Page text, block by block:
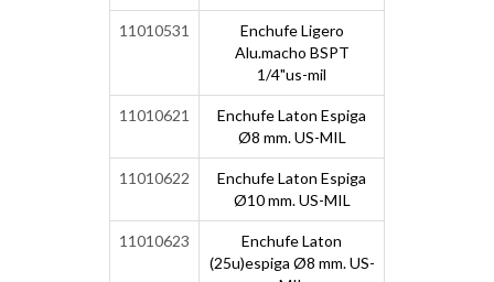
11010531
Enchufe Ligero
Alu.macho BSPT
1/4"us-mil
11010621
Enchufe Laton Espiga
Ø8 mm. US-MIL
11010622
Enchufe Laton Espiga
Ø10 mm. US-MIL
11010623
Enchufe Laton
(25u)espiga Ø8 mm. US-